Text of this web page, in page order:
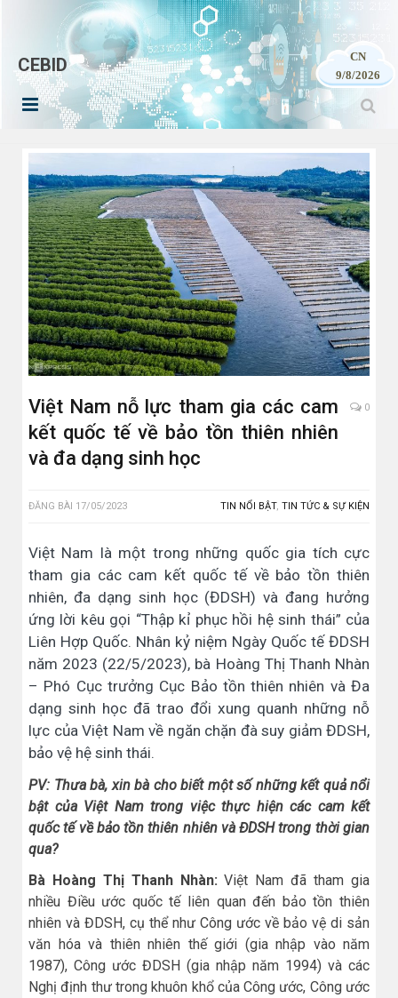
CEBID
CN
9/8/2026
Việt Nam nỗ lực tham gia các cam
kết quốc tế về bảo tồn thiên nhiên
và đa dạng sinh học
0
ĐĂNG BÀI 17/05/2023 TIN NỔI BẬT, TIN TỨC & SỰ KIỆN
Việt Nam là một trong những quốc gia tích cực
tham gia các cam kết quốc tế về bảo tồn thiên
nhiên, đa dạng sinh học (ĐDSH) và đang hưởng
ứng lời kêu gọi “Thập kỉ phục hồi hệ sinh thái” của
Liên Hợp Quốc. Nhân kỷ niệm Ngày Quốc tế ĐDSH
năm 2023 (22/5/2023), bà Hoàng Thị Thanh Nhàn
– Phó Cục trưởng Cục Bảo tồn thiên nhiên và Đa
dạng sinh học đã trao đổi xung quanh những nỗ
lực của Việt Nam về ngăn chặn đà suy giảm ĐDSH,
bảo vệ hệ sinh thái.
PV: Thưa bà, xin bà cho biết một số những kết quả nổi
bật của Việt Nam trong việc thực hiện các cam kết
quốc tế về bảo tồn thiên nhiên và ĐDSH trong thời gian
qua?
Bà Hoàng Thị Thanh Nhàn: Việt Nam đã tham gia
nhiều Điều ước quốc tế liên quan đến bảo tồn thiên
nhiên và ĐDSH, cụ thể như Công ước về bảo vệ di sản
văn hóa và thiên nhiên thế giới (gia nhập vào năm
1987), Công ước ĐDSH (gia nhập năm 1994) và các
Nghị định thư trong khuôn khổ của Công ước, Công ước